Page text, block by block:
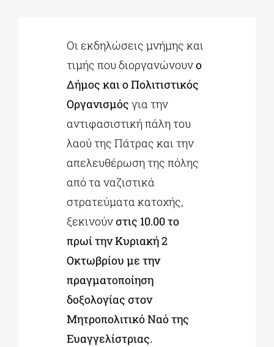
Οι εκδηλώσεις μνήμης και
τιμής που διοργανώνουνο
Δήμος και ο Πολιτιστικός
Οργανισμός για την
αντιφασιστική πάλη του
λαού της Πάτρας και την
απελευθέρωση της πόλης
από τα ναζιστικά
στρατεύματα κατοχής,
ξεκινούν στις 10.00 το
πρωί την Κυριακή 2
Οκτωβρίου με την
πραγματοποίηση
δοξολογίας στον
Μητροπολιτικό Ναό της
Ευαγγελίστριας.